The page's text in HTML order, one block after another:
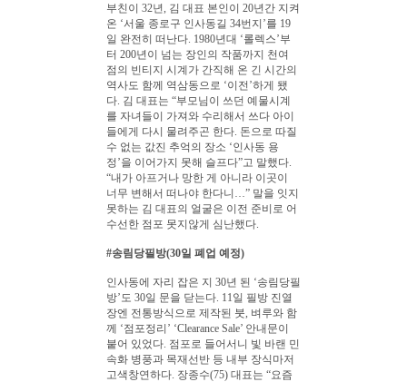
부친이 32년, 김 대표 본인이 20년간 지켜
온 ‘서울 종로구 인사동길 34번지’를 19
일 완전히 떠난다. 1980년대 ‘롤렉스’부
터 200년이 넘는 장인의 작품까지 천여
점의 빈티지 시계가 간직해 온 긴 시간의
역사도 함께 역삼동으로 ‘이전’하게 됐
다. 김 대표는 “부모님이 쓰던 예물시계
를 자녀들이 가져와 수리해서 쓰다 아이
들에게 다시 물려주곤 한다. 돈으로 따질
수 없는 값진 추억의 장소 ‘인사동 용
정’을 이어가지 못해 슬프다”고 말했다.
“내가 아프거나 망한 게 아니라 이곳이
너무 변해서 떠나야 한다니…” 말을 잇지
못하는 김 대표의 얼굴은 이전 준비로 어
수선한 점포 못지않게 심난했다.
#송림당필방(30일 폐업 예정)
인사동에 자리 잡은 지 30년 된 ‘송림당필
방’도 30일 문을 닫는다. 11일 필방 진열
장엔 전통방식으로 제작된 붓, 벼루와 함
께 ‘점포정리’ ‘Clearance Sale’ 안내문이
붙어 있었다. 점포로 들어서니 빛 바랜 민
속화 병풍과 목재선반 등 내부 장식마저
고색창연하다. 장종수(75) 대표는 “요즘